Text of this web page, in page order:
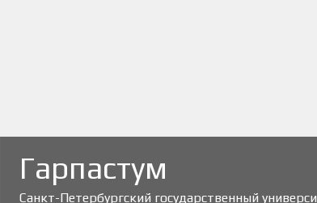
Гарпастум
Санкт-Петербургский государственный